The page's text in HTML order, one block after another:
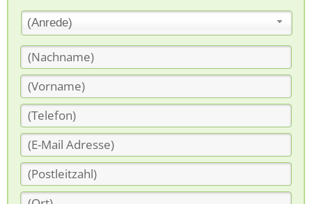
(Anrede)